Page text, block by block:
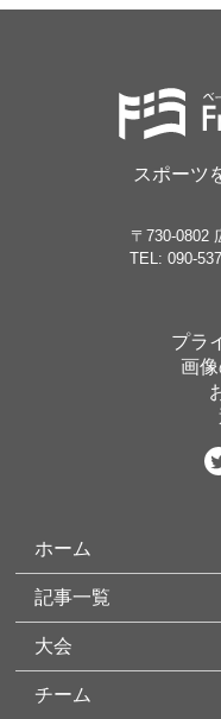
スポーツ
〒730-0802
TEL: 090-
プラ
画
ホーム
記事一覧
大会
チーム